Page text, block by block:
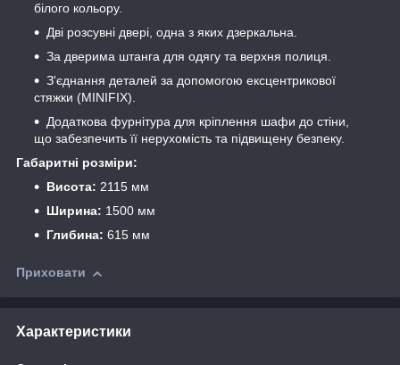
білого кольору.
Дві розсувні двері, одна з яких дзеркальна.
За дверима штанга для одягу та верхня полиця.
З'єднання деталей за допомогою ексцентрикової
стяжки (MINIFIX).
Додаткова фурнітура для кріплення шафи до стіни,
що забезпечить її нерухомість та підвищену безпеку.
Габаритні розміри:
Висота: 2115 мм
Ширина: 1500 мм
Глибина: 615 мм
Приховати
Характеристики